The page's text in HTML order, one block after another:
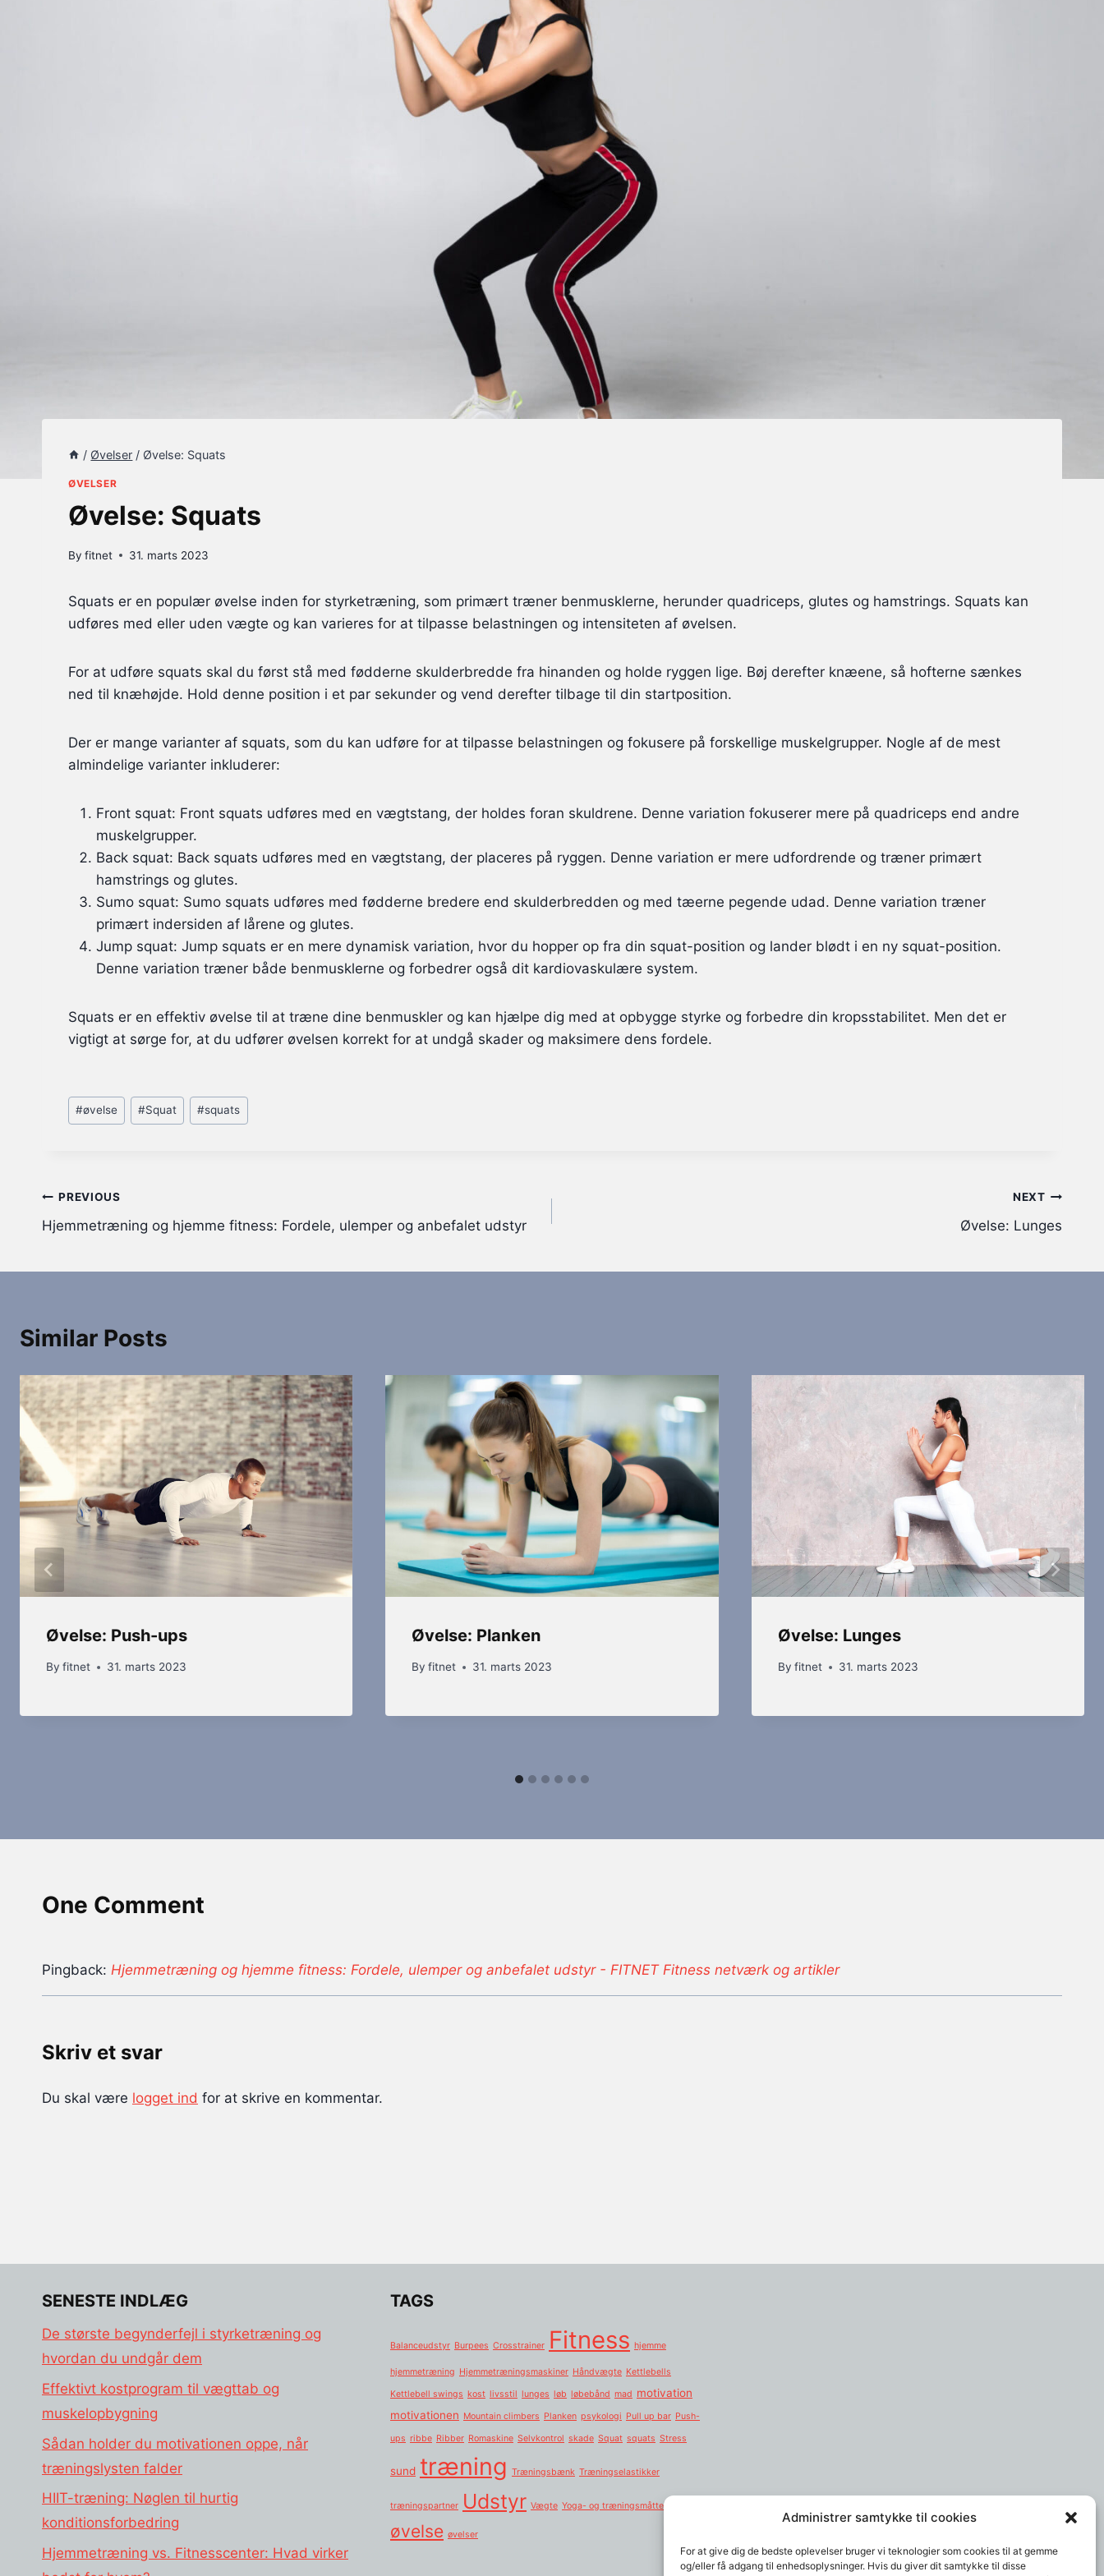
Administrer samtykke til cookies
For at give dig de bedste oplevelser bruger vi teknologier som cookies til at gemme
og/eller få adgang til enhedsoplysninger. Hvis du giver dit samtykke til disse
/ Øvelser / Øvelse: Squats
ØVELSER
Øvelse: Squats
By fitnet 31. marts 2023
Squats er en populær øvelse inden for styrketræning, som primært træner benmusklerne, herunder quadriceps, glutes og hamstrings. Squats kan
udføres med eller uden vægte og kan varieres for at tilpasse belastningen og intensiteten af øvelsen.
For at udføre squats skal du først stå med fødderne skulderbredde fra hinanden og holde ryggen lige. Bøj derefter knæene, så hofterne sænkes
ned til knæhøjde. Hold denne position i et par sekunder og vend derefter tilbage til din startposition.
Der er mange varianter af squats, som du kan udføre for at tilpasse belastningen og fokusere på forskellige muskelgrupper. Nogle af de mest
almindelige varianter inkluderer:
Front squat: Front squats udføres med en vægtstang, der holdes foran skuldrene. Denne variation fokuserer mere på quadriceps end andre
muskelgrupper.
Back squat: Back squats udføres med en vægtstang, der placeres på ryggen. Denne variation er mere udfordrende og træner primært
hamstrings og glutes.
Sumo squat: Sumo squats udføres med fødderne bredere end skulderbredden og med tæerne pegende udad. Denne variation træner
primært indersiden af lårene og glutes.
Jump squat: Jump squats er en mere dynamisk variation, hvor du hopper op fra din squat-position og lander blødt i en ny squat-position.
Denne variation træner både benmusklerne og forbedrer også dit kardiovaskulære system.
Squats er en effektiv øvelse til at træne dine benmuskler og kan hjælpe dig med at opbygge styrke og forbedre din kropsstabilitet. Men det er
vigtigt at sørge for, at du udfører øvelsen korrekt for at undgå skader og maksimere dens fordele.
Post
Tags:
#øvelse #Squat #squats
Indlægsnavigation
PREVIOUS
Hjemmetræning og hjemme fitness: Fordele, ulemper og anbefalet udstyr
NEXT
Øvelse: Lunges
Similar Posts
Øvelse: Push-ups
By fitnet 31. marts 2023
Øvelse: Planken
By fitnet 31. marts 2023
Øvelse: Lunges
By fitnet 31. marts 2023
One Comment
Pingback: Hjemmetræning og hjemme fitness: Fordele, ulemper og anbefalet udstyr - FITNET Fitness netværk og artikler
Skriv et svar
Du skal være logget ind for at skrive en kommentar.
SENESTE INDLÆG
De største begynderfejl i styrketræning og
hvordan du undgår dem
Effektivt kostprogram til vægttab og
muskelopbygning
Sådan holder du motivationen oppe, når
træningslysten falder
HIIT-træning: Nøglen til hurtig
konditionsforbedring
Hjemmetræning vs. Fitnesscenter: Hvad virker
TAGS
Balanceudstyr Burpees Crosstrainer Fitness hjemme
hjemmetræning Hjemmetræningsmaskiner Håndvægte Kettlebells
Kettlebell swings kost livsstil lunges løb løbebånd mad motivation
motivationen Mountain climbers Planken psykologi Pull up bar Push-
ups ribbe Ribber Romaskine Selvkontrol skade Squat squats Stress
sund træning Træningsbænk Træningselastikker
træningspartner Udstyr Vægte Yoga- og træningsmåtter:
øvelse øvelser